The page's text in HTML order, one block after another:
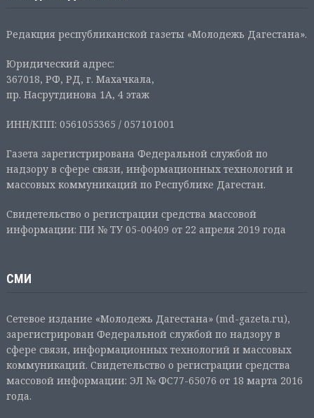
Редакция республиканской газеты «Молодежь Дагестана».
Юридический адрес:
367018, РФ, РД, г. Махачкала,
пр. Насрутдинова 1А, 4 этаж
ИНН/КПП: 0561055365 / 057101001
Газета зарегистрирована Федеральной службой по
надзору в сфере связи, информационных технологий и
массовых коммуникаций по Республике Дагестан.
Свидетельство о регистрации средства массовой
информации: ПИ № ТУ 05-00409 от 22 апреля 2019 года
СМИ
Сетевое издание «Молодежь Дагестана» (md-gazeta.ru),
зарегистрирован Федеральной службой по надзору в
сфере связи, информационных технологий и массовых
коммуникаций. Свидетельство о регистрации средства
массовой информации: ЭЛ № ФС77-65076 от 18 марта 2016
года.